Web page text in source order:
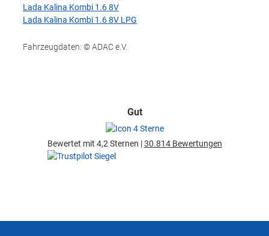
Lada Kalina Kombi 1.6 8V
Lada Kalina Kombi 1.6 8V LPG
Fahrzeugdaten: © ADAC e.V.
Gut
Bewertet mit 4,2 Sternen |30.814 Bewertungen